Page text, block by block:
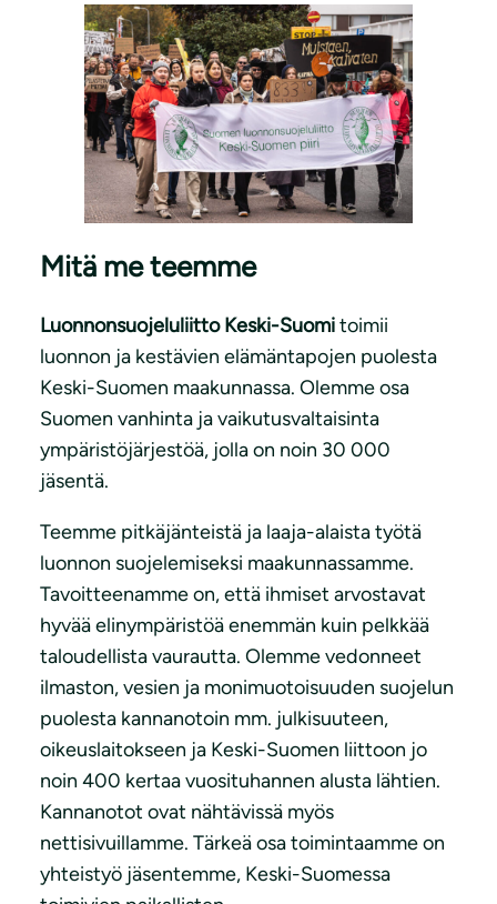
Mitä me teemme
Luonnonsuojeluliitto Keski-Suomitoimii
luonnon ja kestävien elämäntapojen puolesta
Keski-Suomen maakunnassa. Olemme osa
Suomen vanhinta ja vaikutusvaltaisinta
ympäristöjärjestöä, jolla on noin 30 000
jäsentä.
Teemme pitkäjänteistä ja laaja-alaista työtä
luonnon suojelemiseksi maakunnassamme.
Tavoitteenamme on, että ihmiset arvostavat
hyvää elinympäristöä enemmän kuin pelkkää
taloudellista vaurautta. Olemme vedonneet
ilmaston, vesien ja monimuotoisuuden suojelun
puolesta kannanotoin mm. julkisuuteen,
oikeuslaitokseen ja Keski-Suomen liittoon jo
noin 400 kertaa vuosituhannen alusta lähtien.
Kannanotot ovat nähtävissä myös
nettisivuillamme. Tärkeä osa toimintaamme on
yhteistyö jäsentemme, Keski-Suomessa